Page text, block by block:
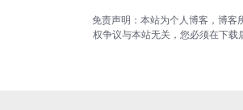
免责声明：本站为个人博客，博客
权争议与本站无关，您必须在下